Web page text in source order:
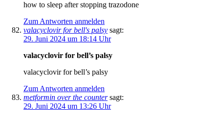
how to sleep after stopping trazodone
Zum Antworten anmelden
valacyclovir for bell's palsy sagt:
29. Juni 2024 um 18:14 Uhr
valacyclovir for bell’s palsy
valacyclovir for bell’s palsy
Zum Antworten anmelden
metformin over the counter sagt:
29. Juni 2024 um 13:26 Uhr